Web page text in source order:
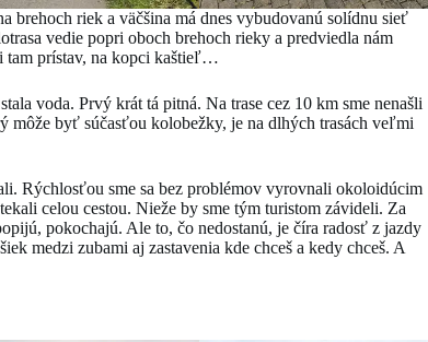
brehoch riek a väčšina má dnes vybudovanú solídnu sieť
vedie popri oboch brehoch rieky a predviedla nám
i tam prístav, na kopci kaštieľ…
voda. Prvý krát tá pitná. Na trase cez 10 km sme nenašli
môže byť súčasťou kolobežky, je na dlhých trasách veľmi
Rýchlosťou sme sa bez problémov vyrovnali okoloidúcim
celou cestou. Nieže by sme tým turistom závideli. Za
pokochajú. Ale to, čo nedostanú, je číra radosť z jazdy
medzi zubami aj zastavenia kde chceš a kedy chceš. A